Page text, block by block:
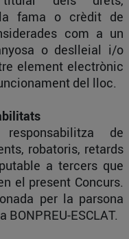
fama o crèdit de
com a un
o deslleial i/o
element electrònic
del lloc.
de
robatoris, retards
a tercers que
el present Concurs.
per la parsona
ESCLAT.